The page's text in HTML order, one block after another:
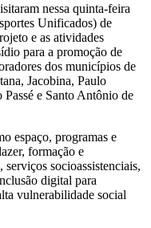
nessa quinta-feira
Unificados) de
e as atividades
para a promoção de
dos municípios de
Jacobina, Paulo
e Santo Antônio de
espaço, programas e
formação e
socioassistenciais,
digital para
vulnerabilidade social